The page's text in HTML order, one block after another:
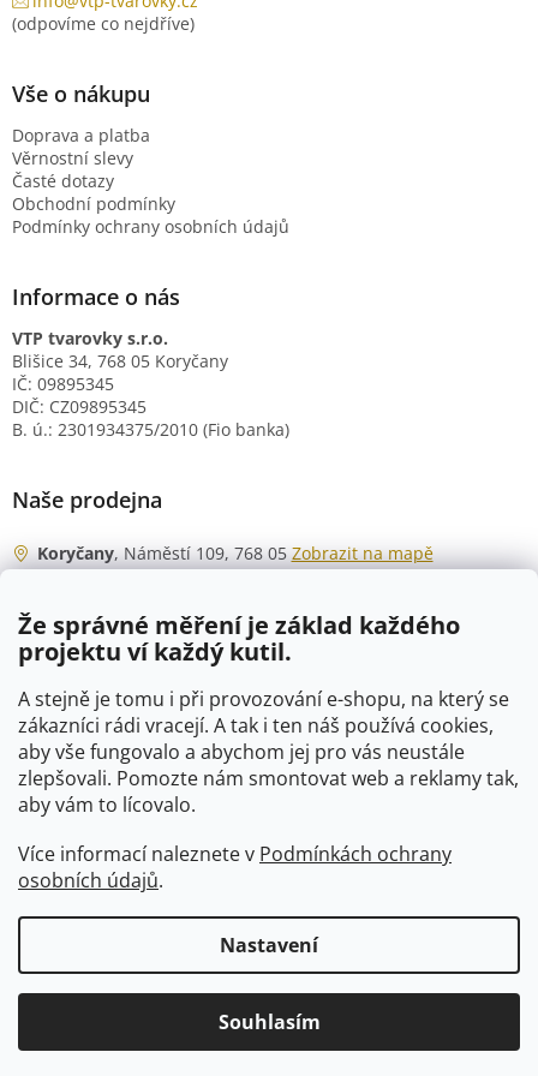
Že správné měření je základ každého
projektu ví každý kutil.
A stejně je tomu i při provozování e-shopu, na který se
zákazníci rádi vracejí. A tak i ten náš používá cookies,
aby vše fungovalo a abychom jej pro vás neustále
zlepšovali. Pomozte nám smontovat web a reklamy tak,
aby vám to lícovalo.
Více informací naleznete v Podmínkách ochrany
osobních údajů.
Nastavení
Souhlasím
(odpovíme co nejdříve)
Vše o nákupu
Doprava a platba
Věrnostní slevy
Časté dotazy
Obchodní podmínky
Podmínky ochrany osobních údajů
Informace o nás
VTP tvarovky s.r.o.
Blišice 34, 768 05 Koryčany
IČ: 09895345
DIČ: CZ09895345
B. ú.: 2301934375/2010 (Fio banka)
Naše prodejna
Koryčany, Náměstí 109, 768 05Zobrazit na mapě
Po - Čt
06:00 - 07:00
07:30 - 15:30
Pá
06:00 - 07:00
07:30 - 15:00
So
07:00 - 10:00
Ne
zavřeno
Copyright 2026VTP-tvarovky.cz. Všechna práva vyhrazena.
Upravit nastavení cookies